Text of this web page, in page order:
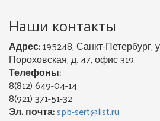
Наши контакты
Адрес:195248, Санкт-Петербург,
Пороховская, д. 47, офис 319.
Телефоны:
8(812) 649-04-14
8(921) 371-51-32
Эл. почта:spb-sert@list.ru